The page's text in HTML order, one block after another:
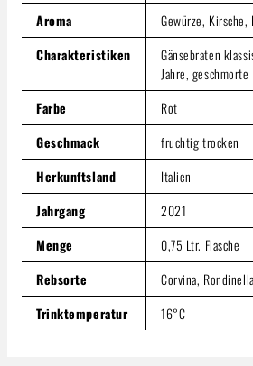
Produkt Anzahl: Gib denIn den
Aroma
Gewürze, Kirsche,
Charakteristiken
Gänsebraten
Jahre,
Farbe
Rot
Geschmack
fruchtig trocken
Herkunftsland
Italien
Jahrgang
2021
Menge
0,75 Ltr. Flasche
Rebsorte
Corvina, Rondinella
Trinktemperatur
16°C